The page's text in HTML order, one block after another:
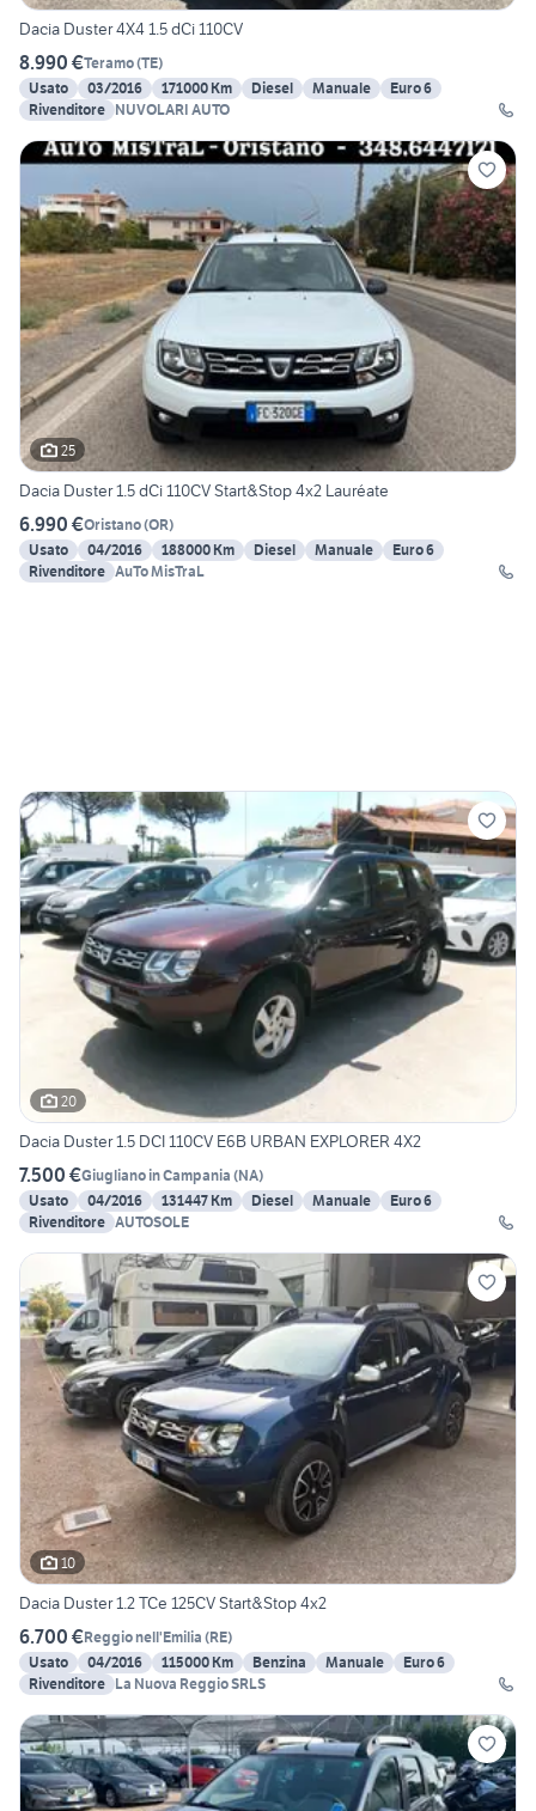
Dacia Duster 4X4 1.5 dCi 110CV
8.990 €Teramo(TE)
Usato
03/2016 171000 Km Diesel Manuale
Euro 6
Rivenditore NUVOLARI AUTO
25
Dacia Duster 1.5 dCi 110CV Start&Stop 4x2 Lauréate
6.990 €Oristano(OR)
Usato
04/2016 188000 Km Diesel Manuale
Euro 6
Rivenditore AuTo MisTraL
20
Dacia Duster 1.5 DCI 110CV E6B URBAN EXPLORER 4X2
7.500 €Giugliano in Campania (NA)
Usato
04/2016 131447 Km Diesel Manuale
Euro 6
Rivenditore AUTOSOLE
10
Dacia Duster 1.2 TCe 125CV Start&Stop 4x2
6.700 €Reggio nell'Emilia (RE)
Usato
04/2016 115000 Km Benzina Manuale
Euro 6
Rivenditore La Nuova Reggio SRLS